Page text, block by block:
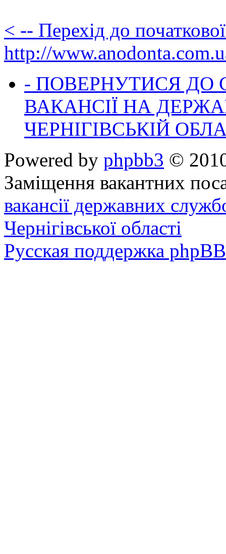
< -- Перехід до
http://
- ПОВЕРНУТИСЯ ДО
ВАКАНСІЇ НА
ЧЕРНІГІВСЬКІЙ
Powered by phpbb3 ©
Заміщення вакантних
вакансії державних
Чернігівської області
Русская поддержка phpBB